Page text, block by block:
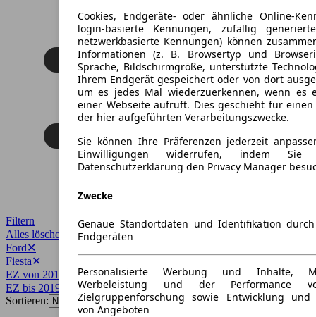
Filtern
Alles löschen
Ford✕
Fiesta✕
EZ von 2019
EZ bis 2019
Sortieren:
Cookies, Endgeräte- oder ähnliche Online-
login-basierte Kennungen, zufällig
netzwerkbasierte Kennungen) können
Informationen (z. B. Browsertyp und
Sprache, Bildschirmgröße, unterstützte
Ihrem Endgerät gespeichert oder von dort
um es jedes Mal wiederzuerkennen, wenn es
einer Webseite aufruft. Dies geschieht für
der hier aufgeführten Verarbeitungszwecke.
Sie können Ihre Präferenzen jederzeit
Einwilligungen widerrufen, indem
Datenschutzerklärung den Privacy Manager
Zwecke
Genaue Standortdaten und Identifikation
Endgeräten
Personalisierte Werbung und Inhalte,
Werbeleistung und der Performance
Zielgruppenforschung sowie Entwicklung und
von Angeboten